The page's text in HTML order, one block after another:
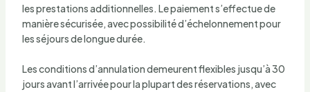
les prestations additionnelles. Le paiement s’effectue de
manière sécurisée, avec possibilité d’échelonnement pour
les séjours de longue durée.
Les conditions d’annulation demeurent flexibles jusqu’à 30
jours avant l’arrivée pour la plupart des réservations, avec